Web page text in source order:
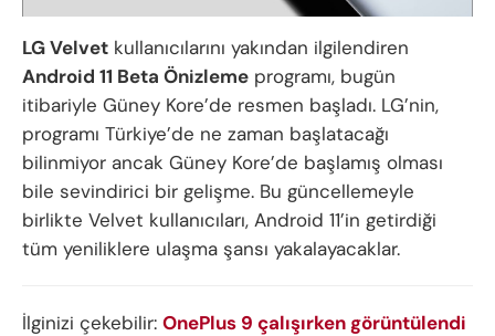
LG Velvet kullanıcılarını yakından ilgilendiren
Android 11 Beta Önizleme programı, bugün
itibariyle Güney Kore’de resmen başladı. LG’nin,
programı Türkiye’de ne zaman başlatacağı
bilinmiyor ancak Güney Kore’de başlamış olması
bile sevindirici bir gelişme. Bu güncellemeyle
birlikte Velvet kullanıcıları, Android 11’in getirdiği
tüm yeniliklere ulaşma şansı yakalayacaklar.
İlginizi çekebilir: OnePlus 9 çalışırken görüntülendi